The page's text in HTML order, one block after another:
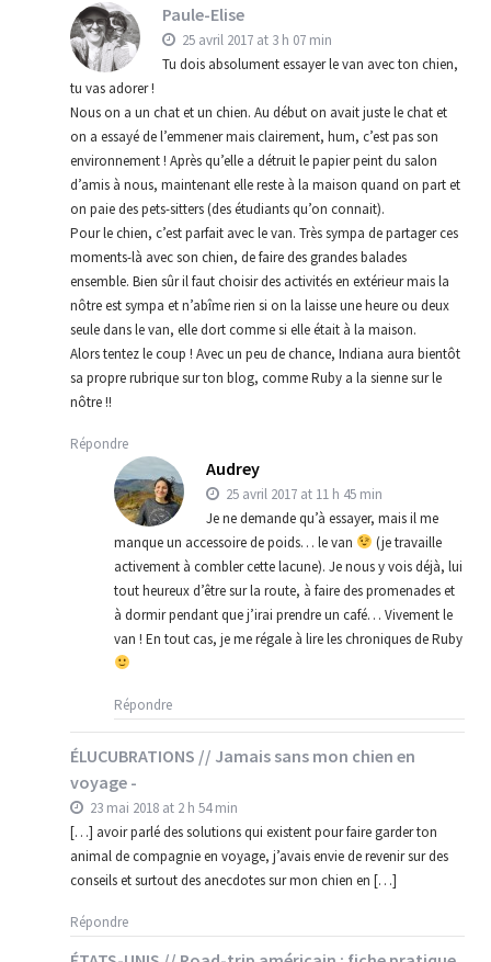
Paule-Elise
25 avril 2017 at 3 h 07 min
Tu dois absolument essayer le van avec ton chien,
tu vas adorer !
Nous on a un chat et un chien. Au début on avait juste le chat et
on a essayé de l’emmener mais clairement, hum, c’est pas son
environnement ! Après qu’elle a détruit le papier peint du salon
d’amis à nous, maintenant elle reste à la maison quand on part et
on paie des pets-sitters (des étudiants qu’on connait).
Pour le chien, c’est parfait avec le van. Très sympa de partager ces
moments-là avec son chien, de faire des grandes balades
ensemble. Bien sûr il faut choisir des activités en extérieur mais la
nôtre est sympa et n’abîme rien si on la laisse une heure ou deux
seule dans le van, elle dort comme si elle était à la maison.
Alors tentez le coup ! Avec un peu de chance, Indiana aura bientôt
sa propre rubrique sur ton blog, comme Ruby a la sienne sur le
nôtre !!
Répondre
Audrey
25 avril 2017 at 11 h 45 min
Je ne demande qu’à essayer, mais il me
manque un accessoire de poids… le van
(je travaille
activement à combler cette lacune). Je nous y vois déjà, lui
tout heureux d’être sur la route, à faire des promenades et
à dormir pendant que j’irai prendre un café… Vivement le
van ! En tout cas, je me régale à lire les chroniques de Ruby
Répondre
ÉLUCUBRATIONS // Jamais sans mon chien en
voyage -
23 mai 2018 at 2 h 54 min
[…] avoir parlé des solutions qui existent pour faire garder ton
animal de compagnie en voyage, j’avais envie de revenir sur des
conseils et surtout des anecdotes sur mon chien en […]
Répondre